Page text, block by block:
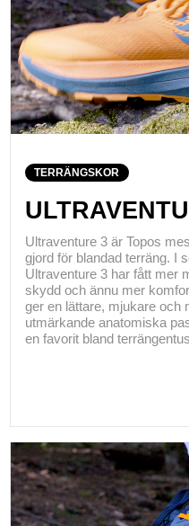
TERRÄNGSKOR
Ultraventure 3 är Topos
gjord för blandad terräng. I
Ultraventure 3 har fått mer
skydd och ännu mer
ger en lättare, mjukare och
utmärkande anatomiska
en favorit bland